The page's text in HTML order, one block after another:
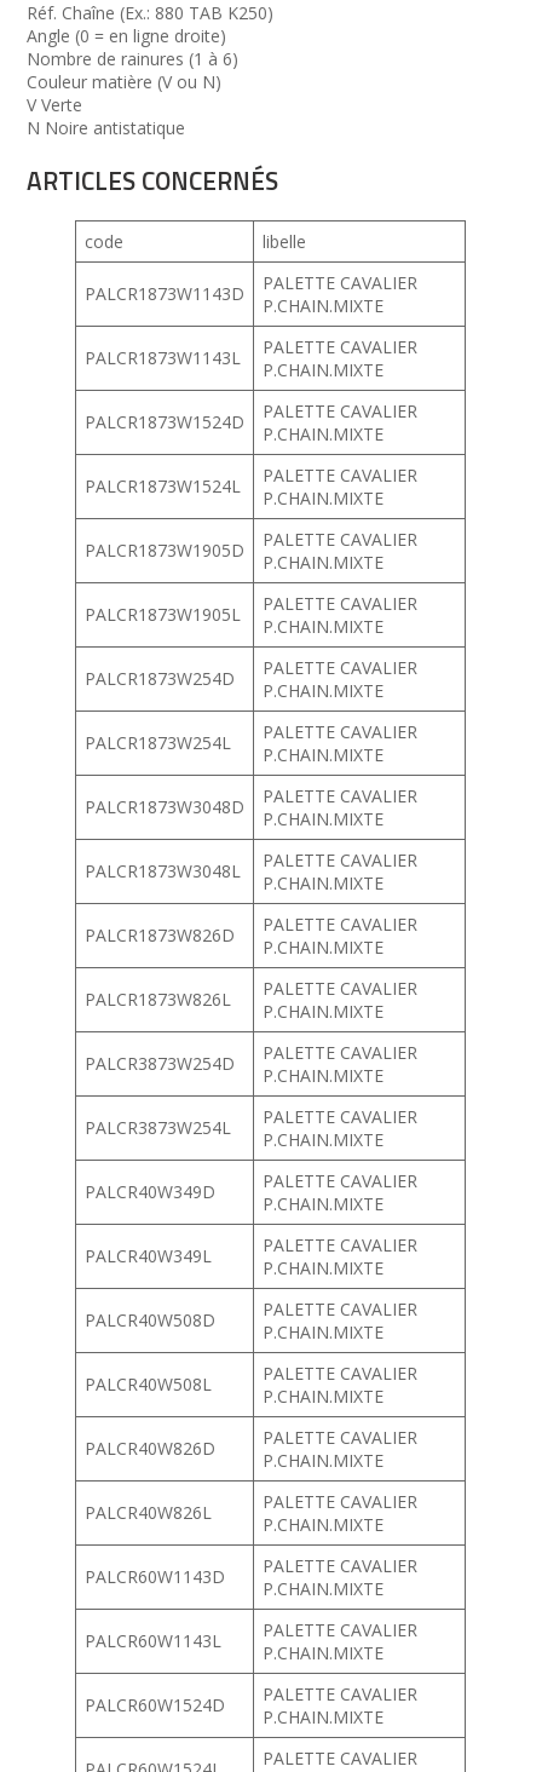
Réf. Chaîne (Ex.: 880 TAB K250)
Angle (0 = en ligne droite)
Nombre de rainures (1 à 6)
Couleur matière (V ou N)
V Verte
N Noire antistatique
ARTICLES CONCERNÉS
code libelle
PALCR1873W1143D
PALETTE CAVALIER
P.CHAIN.MIXTE
PALCR1873W1143L
PALETTE CAVALIER
P.CHAIN.MIXTE
PALCR1873W1524D
PALETTE CAVALIER
P.CHAIN.MIXTE
PALCR1873W1524L
PALETTE CAVALIER
P.CHAIN.MIXTE
PALCR1873W1905D
PALETTE CAVALIER
P.CHAIN.MIXTE
PALCR1873W1905L
PALETTE CAVALIER
P.CHAIN.MIXTE
PALCR1873W254D
PALETTE CAVALIER
P.CHAIN.MIXTE
PALCR1873W254L
PALETTE CAVALIER
P.CHAIN.MIXTE
PALCR1873W3048D
PALETTE CAVALIER
P.CHAIN.MIXTE
PALCR1873W3048L
PALETTE CAVALIER
P.CHAIN.MIXTE
PALCR1873W826D
PALETTE CAVALIER
P.CHAIN.MIXTE
PALCR1873W826L
PALETTE CAVALIER
P.CHAIN.MIXTE
PALCR3873W254D
PALETTE CAVALIER
P.CHAIN.MIXTE
PALCR3873W254L
PALETTE CAVALIER
P.CHAIN.MIXTE
PALCR40W349D
PALETTE CAVALIER
P.CHAIN.MIXTE
PALCR40W349L
PALETTE CAVALIER
P.CHAIN.MIXTE
PALCR40W508D
PALETTE CAVALIER
P.CHAIN.MIXTE
PALCR40W508L
PALETTE CAVALIER
P.CHAIN.MIXTE
PALCR40W826D
PALETTE CAVALIER
P.CHAIN.MIXTE
PALCR40W826L
PALETTE CAVALIER
P.CHAIN.MIXTE
PALCR60W1143D
PALETTE CAVALIER
P.CHAIN.MIXTE
PALCR60W1143L
PALETTE CAVALIER
P.CHAIN.MIXTE
PALCR60W1524D
PALETTE CAVALIER
P.CHAIN.MIXTE
PALETTE CAVALIER